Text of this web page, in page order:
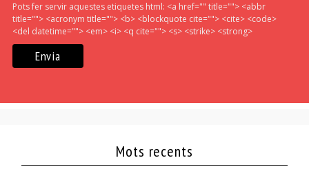
Pots fer servir aquestes etiquetes html: <a href="" title=""> <abbr
title=""> <acronym title=""> <b> <blockquote cite=""> <cite> <code>
<del datetime=""> <em> <i> <q cite=""> <s> <strike> <strong>
Mots recents